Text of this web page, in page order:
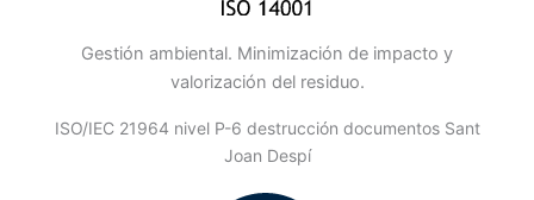
Gestión ambiental. Minimización de impacto y
valorización del residuo.
ISO/IEC 21964 nivel P-6 destrucción documentos Sant
Joan Despí